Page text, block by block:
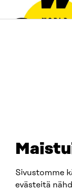
Sivustomme
evästeitä
2024